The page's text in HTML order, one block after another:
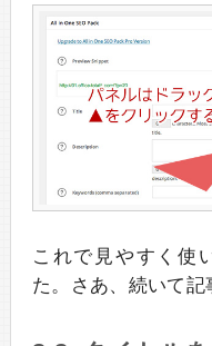
これで見やすく使
た。さあ、続いて記